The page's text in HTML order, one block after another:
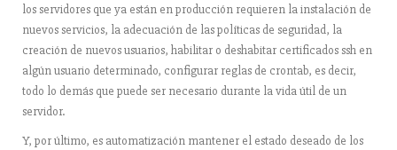
los servidores que ya están en producción requieren la instalación de
nuevos servicios, la adecuación de las políticas de seguridad, la
creación de nuevos usuarios, habilitar o deshabitar certificados ssh en
algún usuario determinado, configurar reglas de crontab, es decir,
todo lo demás que puede ser necesario durante la vida útil de un
servidor.
Y, por último, es automatización mantener el estado deseado de los